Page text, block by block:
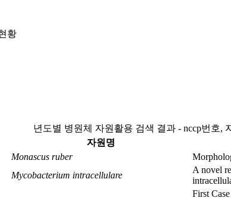
황
년도별 병원체 자원활용 검색 결과 - nccp번호,
자원명
Monascus ruber
Mycobacterium intracellulare
A novel
First